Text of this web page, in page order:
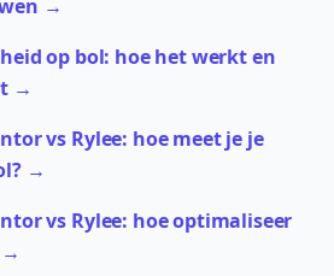
→
op bol: hoe het werkt en
→
vs Rylee: hoe meet je je
→
vs Rylee: hoe optimaliseer
→